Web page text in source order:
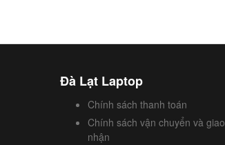
Đà Lạt Laptop
Chính sách thanh toán
Chính sách vận chuyển và giao
nhận